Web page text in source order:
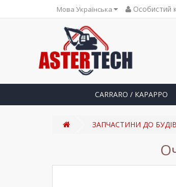
Мова Українська Особистий
CARRARO / КАРАРРО
ЗАПЧАСТИНИ ДО